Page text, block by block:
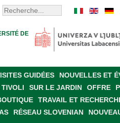
DE
GUIDÉES
NOUVELLES ET
TIVOLI SUR LE JARDIN OFFRE
TRAVAIL ET
RÉSEAU SLOVENIAN